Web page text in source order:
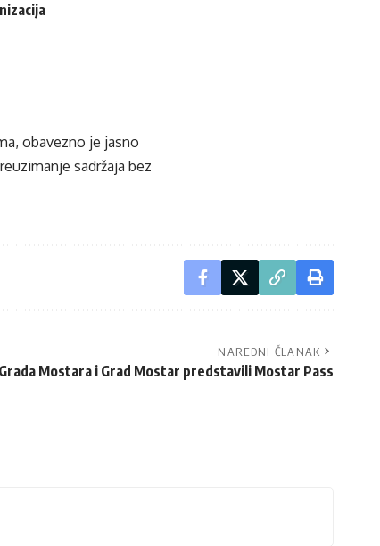
obavezno je jasno
sadržaja bez
NAREDNI ČLANAK
Mostara i Grad Mostar predstavili Mostar Pass